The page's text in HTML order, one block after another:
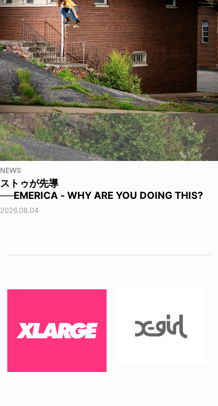
NEWS
ストゥが先導
──EMERICA - WHY ARE YOU DOING THIS?
2026.08.04